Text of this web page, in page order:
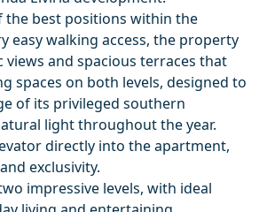
the best positions within the
easy walking access, the property
views and spacious terraces that
spaces on both levels, designed to
of its privileged southern
light throughout the year.
directly into the apartment,
exclusivity.
impressive levels, with ideal